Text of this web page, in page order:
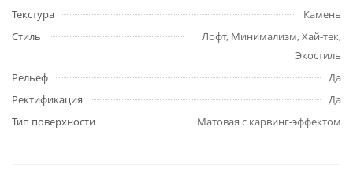
Текстура
Камень
Стиль
Лофт, Минимализм, Хай-тек,
Экостиль
Рельеф
Да
Ректификация
Да
Тип поверхности
Матовая с карвинг-эффектом